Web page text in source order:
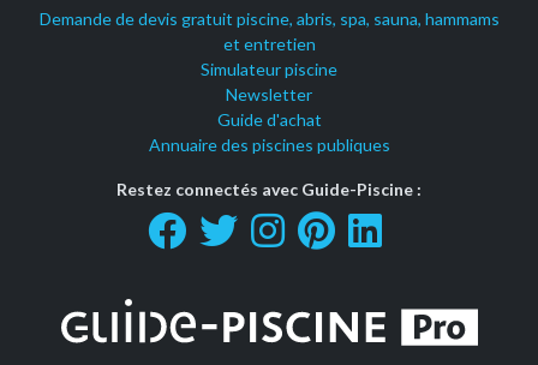
Demande de devis gratuit piscine, abris, spa, sauna, hammams
et entretien
Simulateur piscine
Newsletter
Guide d'achat
Annuaire des piscines publiques
Restez connectés avec Guide-Piscine :